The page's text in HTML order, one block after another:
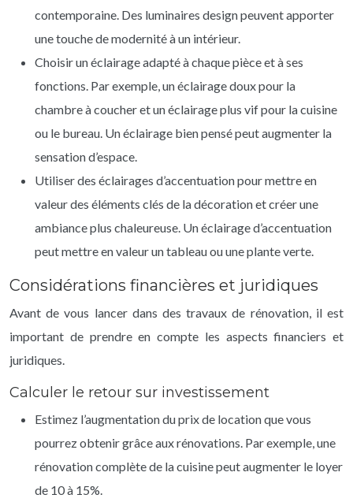
contemporaine. Des luminaires design peuvent apporter
une touche de modernité à un intérieur.
Choisir un éclairage adapté à chaque pièce et à ses
fonctions. Par exemple, un éclairage doux pour la
chambre à coucher et un éclairage plus vif pour la cuisine
ou le bureau. Un éclairage bien pensé peut augmenter la
sensation d’espace.
Utiliser des éclairages d’accentuation pour mettre en
valeur des éléments clés de la décoration et créer une
ambiance plus chaleureuse. Un éclairage d’accentuation
peut mettre en valeur un tableau ou une plante verte.
Considérations financières et juridiques
Avant de vous lancer dans des travaux de rénovation, il est
important de prendre en compte les aspects financiers et
juridiques.
Calculer le retour sur investissement
Estimez l’augmentation du prix de location que vous
pourrez obtenir grâce aux rénovations. Par exemple, une
rénovation complète de la cuisine peut augmenter le loyer
de 10 à 15%.